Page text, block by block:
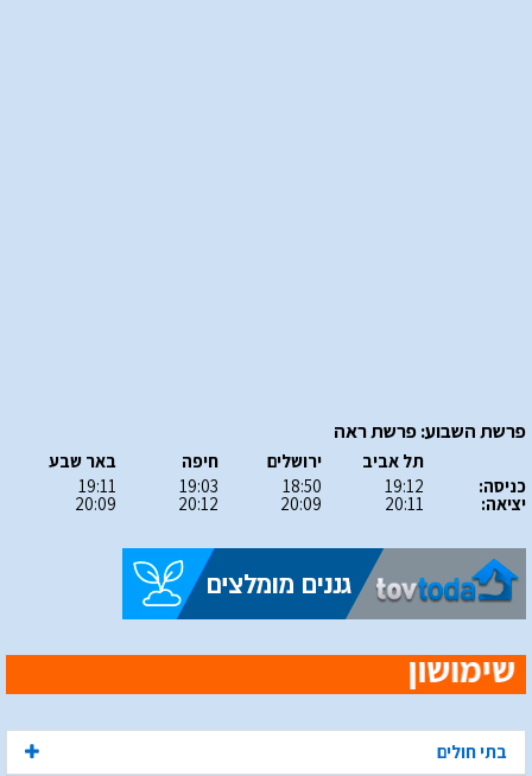
פרשת השבוע: פרשת ראה
כניסה:
יציאה:
תל אביב
19:12
20:11
ירושלים
18:50
20:09
חיפה
19:03
20:12
באר שבע
19:11
20:09
בתי חולים